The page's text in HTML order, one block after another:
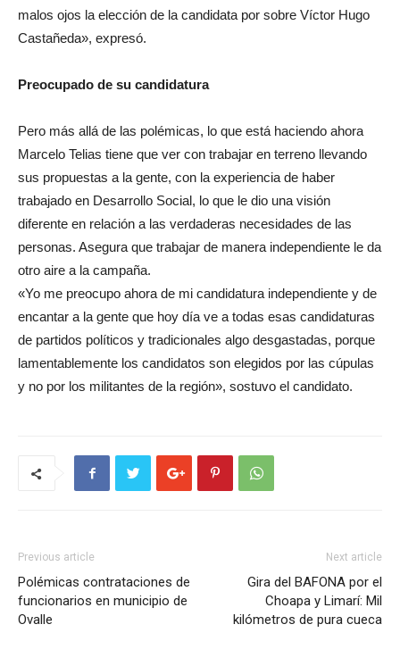
malos ojos la elección de la candidata por sobre Víctor Hugo
Castañeda», expresó.
Preocupado de su candidatura
Pero más allá de las polémicas, lo que está haciendo ahora
Marcelo Telias tiene que ver con trabajar en terreno llevando
sus propuestas a la gente, con la experiencia de haber
trabajado en Desarrollo Social, lo que le dio una visión
diferente en relación a las verdaderas necesidades de las
personas. Asegura que trabajar de manera independiente le da
otro aire a la campaña.
«Yo me preocupo ahora de mi candidatura independiente y de
encantar a la gente que hoy día ve a todas esas candidaturas
de partidos políticos y tradicionales algo desgastadas, porque
lamentablemente los candidatos son elegidos por las cúpulas
y no por los militantes de la región», sostuvo el candidato.
Previous article
Polémicas contrataciones de
funcionarios en municipio de
Ovalle
Next article
Gira del BAFONA por el
Choapa y Limarí: Mil
kilómetros de pura cueca